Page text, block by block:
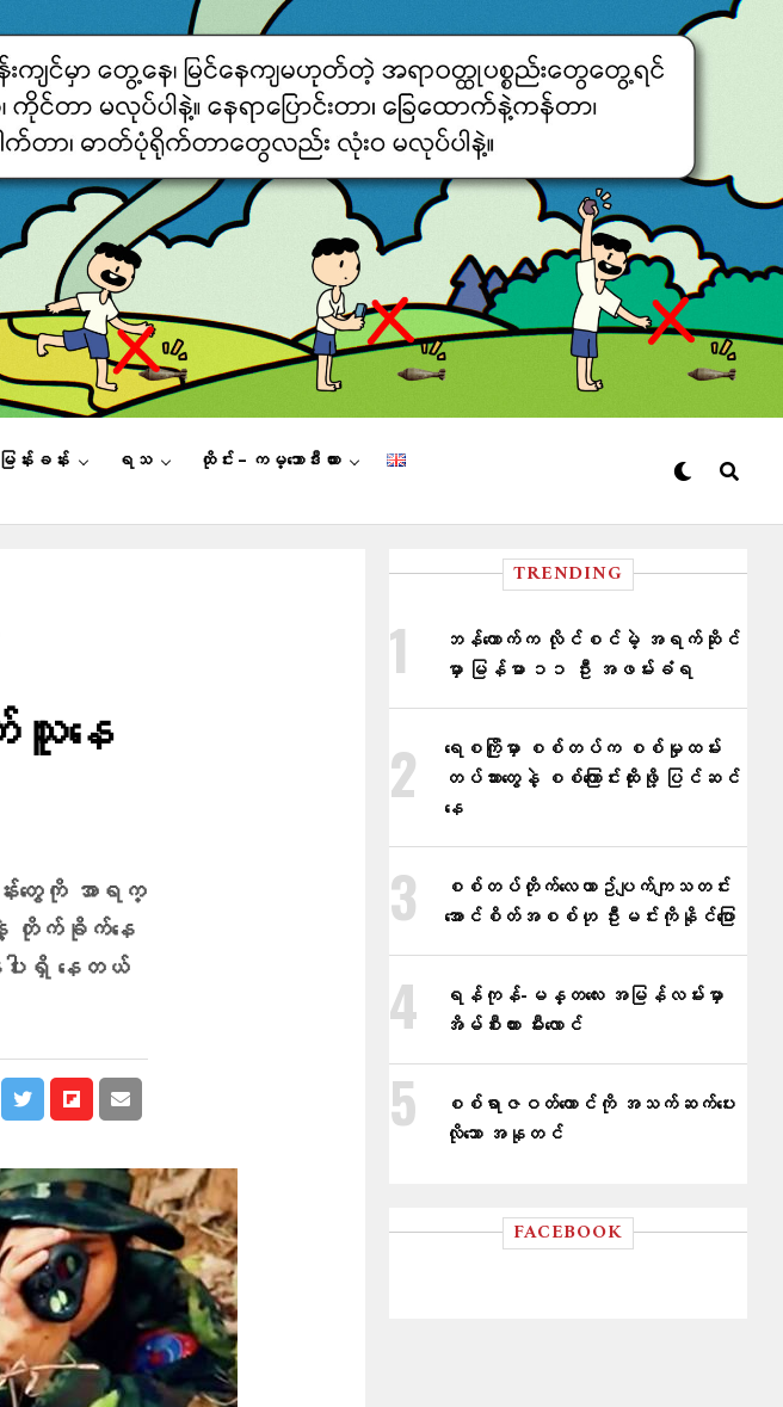
မြန်းခန်း ရသ ထိုင်း – ကမ္ဘောဒီးယား
နေ
တွေကို အာရက္
တိုက်ခိုက်နေ
းရှိ နေတယ်
TRENDING
ဘန်ကောက်က လိုင်စင်မဲ့ အရက်ဆိုင်
မှာ မြန်မာ ၁၁ ဦး အဖမ်းခံရ
ရေစကြိုမှာ စစ်တပ်က စစ်မှုထမ်း
တပ်သားတွေနဲ့ စစ်ကြောင်းထိုးဖို့ ပြင်ဆင်
နေ
စစ်တပ်တိုက်​လေယာဥ်ပျက်ကျသတင်း
အောင်စိတ်အစစ်ဟု ဦးမင်းကိုနိုင်​ပြော
ရန်ကုန်-မန္တလေး အမြန်လမ်းမှာ
အိမ်စီးကား မီးလောင်
စစ်ရာဇဝတ်ကောင်ကို အသက်ဆက်ပေး
လိုသော အနုတင်
FACEBOOK